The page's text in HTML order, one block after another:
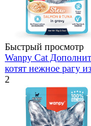
Быстрый просмотр
Wanpy Cat
котят нежное рагу
2